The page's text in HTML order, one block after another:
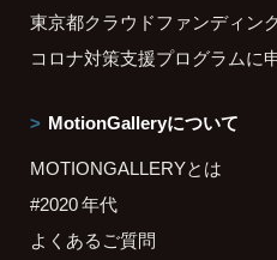
東京都クラウドファンディン
コロナ対策支援プログラムに
MotionGalleryについて
MOTIONGALLERYとは
#2020 年代
よくあるご質問